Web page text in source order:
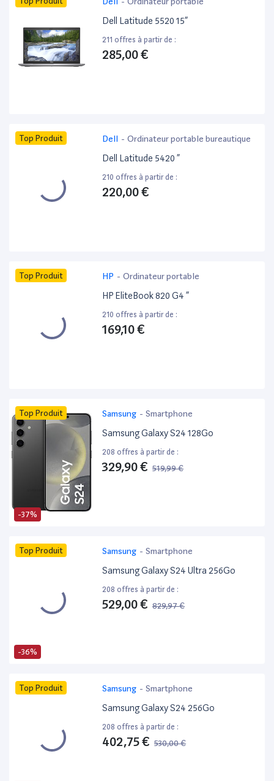
Dell Latitude 5520 15”
211 offres à partir de :
285,00 €
Top Produit Dell - Ordinateur portable bureautique
Dell Latitude 5420 ”
210 offres à partir de :
220,00 €
Top Produit HP - Ordinateur portable
HP EliteBook 820 G4 ”
210 offres à partir de :
169,10 €
-37%
Top Produit Samsung - Smartphone
Samsung Galaxy S24 128Go
208 offres à partir de :
329,90 € 519,99 €
-36%
Top Produit Samsung - Smartphone
Samsung Galaxy S24 Ultra 256Go
208 offres à partir de :
529,00 € 829,97 €
Top Produit Samsung - Smartphone
Samsung Galaxy S24 256Go
208 offres à partir de :
402,75 € 530,00 €